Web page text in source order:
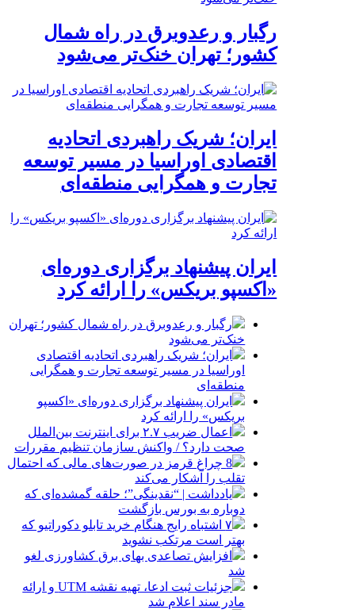
رگبار و رعدوبرق در راه شمال
کشور؛ تهران خنک‌تر می‌شود
ایران؛ شریک راهبردی اتحادیه
اقتصادی اوراسیا در مسیر توسعه
تجارت و همگرایی منطقه‌ای
ایران پیشنهاد برگزاری دوره‌ای
«اکسپو بریکس» را ارائه کرد
رگبار و رعدوبرق در راه شمال کشور؛ تهران
خنک‌تر می‌شود
ایران؛ شریک راهبردی اتحادیه اقتصادی
اوراسیا در مسیر توسعه تجارت و همگرایی
منطقه‌ای
ایران پیشنهاد برگزاری دوره‌ای «اکسپو
بریکس» را ارائه کرد
اعمال ضریب ۲.۷ برای اینترنت بین‌الملل
صحت دارد؟ / واکنش سازمان تنظیم مقررات
8 چراغ قرمز در صورت‌های مالی که احتمال
تقلب را آشکار می‌کند
یادداشت | “نقدینگی”؛ حلقه گمشده‌ای که
دوباره به بورس بازگشت
۷ اشتباه رایج هنگام خرید تابلو دکوراتیو که
بهتر است مرتکب نشوید
افزایش تصاعدی بهای برق کشاورزی لغو
شد
جزئیات ثبت ادعا، تهیه نقشه UTM و ارائه
مادر سند اعلام شد